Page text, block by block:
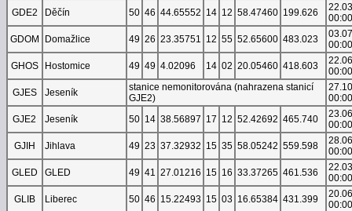
GDE2
Děčín 50 46 44.65552 14 12 58.47460 199.626
00:00
GDOM
Domažlice 49 26 23.35751 12 55 52.65600 483.023
00:00
GHOS
Hostomice 49 49 4.02096 14 02 20.05460 418.603
00:00
GJES
Jeseník
stanice nemonitorována (nahrazena stanicí
GJE2)
00:00
GJE2
Jeseník 50 14 38.56897 17 12 52.42692 465.740
00:00
GJIH
Jihlava 49 23 37.32932 15 35 58.05242 559.598
00:00
GLED
GLED 49 41 27.01216 15 16 33.37265 461.536
00:00
GLIB
Liberec 50 46 15.22493 15 03 16.65384 431.399
00:00